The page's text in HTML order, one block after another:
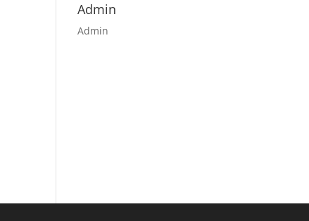
Admin
Admin